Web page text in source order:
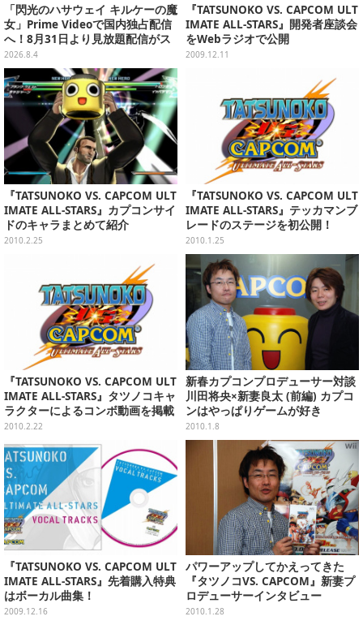
「閃光のハサウェイ キルケーの魔
女」Prime Videoで国内独占配信
へ！8月31日より見放題配信がス
タート
2026.8.4
『TATSUNOKO VS. CAPCOM ULT
IMATE ALL-STARS』開発者座談会
をWebラジオで公開
2009.12.11
『TATSUNOKO VS. CAPCOM ULT
IMATE ALL-STARS』カプコンサイ
ドのキャラまとめて紹介
2010.2.25
『TATSUNOKO VS. CAPCOM ULT
IMATE ALL-STARS』テッカマンブ
レードのステージを初公開！
2010.1.25
『TATSUNOKO VS. CAPCOM ULT
IMATE ALL-STARS』タツノコキャ
ラクターによるコンボ動画を掲載
2010.2.22
新春カプコンプロデューサー対談
川田将央×新妻良太 (前編) カプコ
ンはやっぱりゲームが好き
2010.1.8
『TATSUNOKO VS. CAPCOM ULT
IMATE ALL-STARS』先着購入特典
はボーカル曲集！
2009.12.16
パワーアップしてかえってきた
『タツノコVS. CAPCOM』新妻プ
ロデューサーインタビュー
2010.1.28